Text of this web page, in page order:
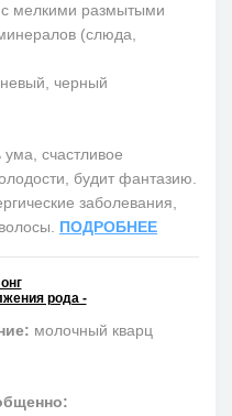
с мелкими размытыми
(слюда,
черный
счастливое
будит фантазию.
заболевания,
ПОДРОБНЕЕ
рода -
молочный кварц